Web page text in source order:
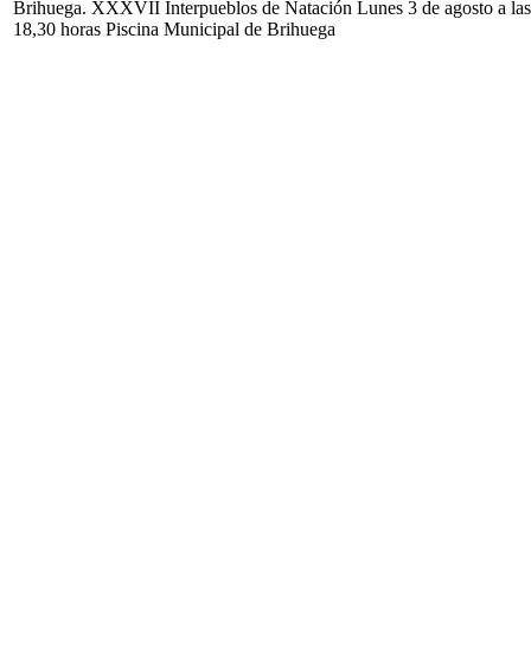
Brihuega. XXXVII Interpueblos de Natación Lunes 3 de agosto a las
18,30 horas Piscina Municipal de Brihuega